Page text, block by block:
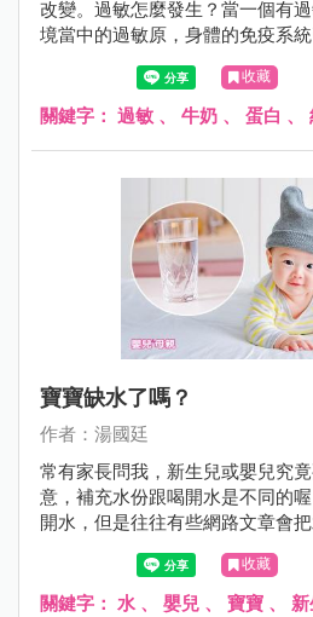
改變。過敏怎麼發生？當一個有
境當中的過敏原，身體的免疫系
生了過敏症狀。
收藏
關鍵字： 過敏 、 牛奶 、 蛋白 、
寶寶缺水了嗎？
作者：湯國廷
常有家長問我，新生兒或嬰兒究
意，補充水份跟喝開水是不同的
開水，但是往往有些網路文章會
家長霧裡看花，不知究竟是哪一
收藏
關鍵字： 水 、 嬰兒 、 寶寶 、 新